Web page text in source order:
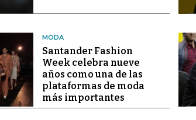
MODA
Santander Fashion
Week celebra nueve
años como una de las
plataformas de moda
más importantes